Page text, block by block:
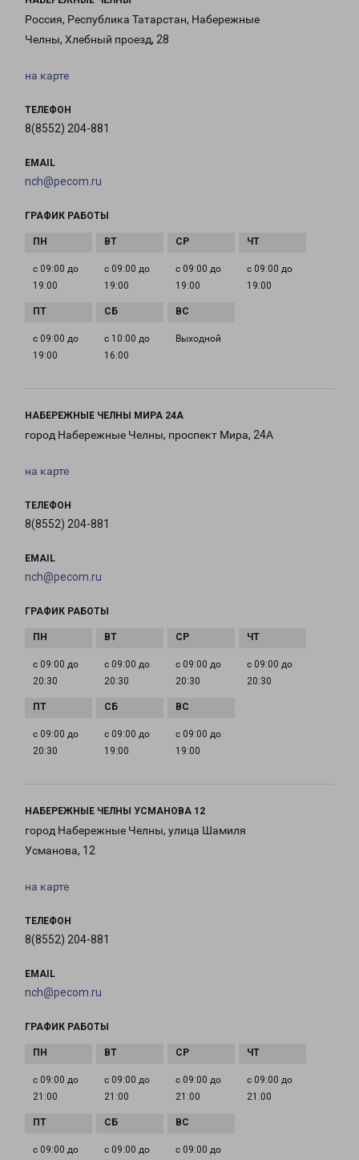
Россия, Республика Татарстан, Набережные
Челны, Хлебный проезд, 28
на карте
ТЕЛЕФОН
8(8552) 204-881
EMAIL
nch@pecom.ru
ГРАФИК РАБОТЫ
с 09:00 до
19:00
с 09:00 до
19:00
с 09:00 до
19:00
с 09:00 до
19:00
с 09:00 до
19:00
с 10:00 до
16:00
Выходной
НАБЕРЕЖНЫЕ ЧЕЛНЫ МИРА 24А
город Набережные Челны, проспект Мира, 24А
на карте
ТЕЛЕФОН
8(8552) 204-881
EMAIL
nch@pecom.ru
ГРАФИК РАБОТЫ
с 09:00 до
20:30
с 09:00 до
20:30
с 09:00 до
20:30
с 09:00 до
20:30
с 09:00 до
20:30
с 09:00 до
19:00
с 09:00 до
19:00
НАБЕРЕЖНЫЕ ЧЕЛНЫ УСМАНОВА 12
город Набережные Челны, улица Шамиля
Усманова, 12
на карте
ТЕЛЕФОН
8(8552) 204-881
EMAIL
nch@pecom.ru
ГРАФИК РАБОТЫ
с 09:00 до
21:00
с 09:00 до
21:00
с 09:00 до
21:00
с 09:00 до
21:00
с 09:00 до
с 09:00 до
с 09:00 до